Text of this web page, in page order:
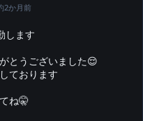
2か月前
します
とうございました😌
ております
ね🤫